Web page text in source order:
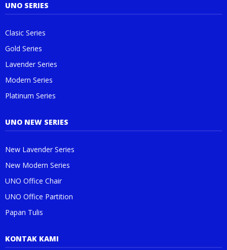
UNO SERIES
Clasic Series
Gold Series
Lavender Series
Modern Series
Platinum Series
UNO NEW SERIES
New Lavender Series
New Modern Series
UNO Office Chair
UNO Office Partition
Papan Tulis
KONTAK KAMI